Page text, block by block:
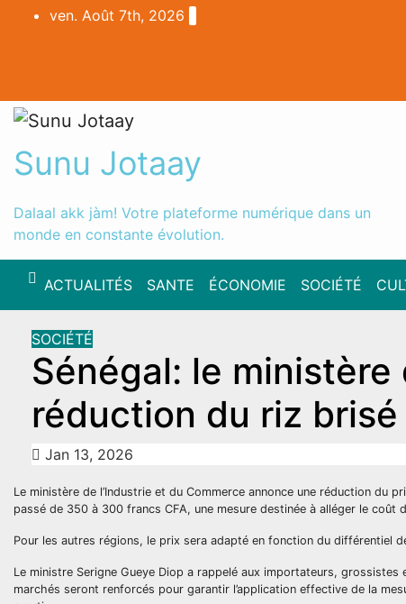
ven. Août 7th, 2026
Sunu Jotaay
Dalaal akk jàm! Votre plateforme numérique dans un
monde en constante évolution.
ACTUALITÉS SANTE ÉCONOMIE SOCIÉTÉ
SOCIÉTÉ
Sénégal: le ministère
réduction du riz brisé
Jan 13, 2026
Le ministère de l’Industrie et du Commerce annonce une réduction du
passé de 350 à 300 francs CFA, une mesure destinée à alléger le coût
Pour les autres régions, le prix sera adapté en fonction du différentiel
Le ministre Serigne Gueye Diop a rappelé aux importateurs,
marchés seront renforcés pour garantir l’application effective de la